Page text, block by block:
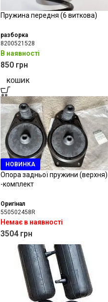
Пружина передня (6 виткова)
разборка
8200521528
В наявності
850 грн
КОШИК
НОВИНКА
Опора задньої пружини (верхня)
-комплект
Оригінал
550502458R
Немає в наявності
3504 грн